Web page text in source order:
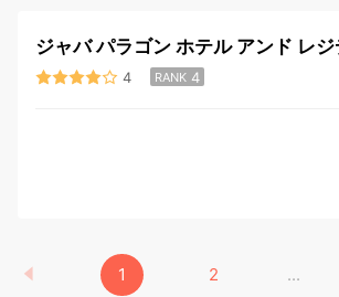
ジャバ パラゴン ホテル アンド レ
4 RANK 4
1 2 ...